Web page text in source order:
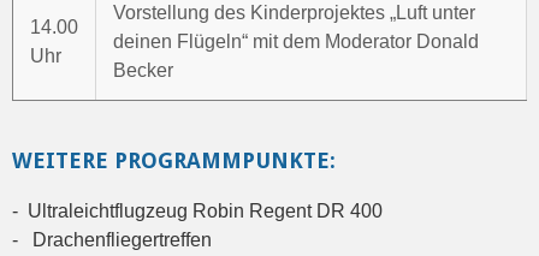
14.00
Uhr
Vorstellung des Kinderprojektes „Luft unter
deinen Flügeln“ mit dem Moderator Donald
Becker
WEITERE PROGRAMMPUNKTE:
- Ultraleichtflugzeug Robin Regent DR 400
- Drachenfliegertreffen